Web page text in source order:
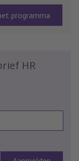
programma
HR